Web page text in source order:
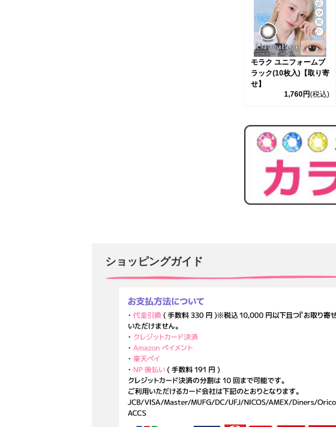
モラク ユニフォームブ
ラック(10枚入)【取り寄
せ】
1,760円(税込)
ショッピングガイド